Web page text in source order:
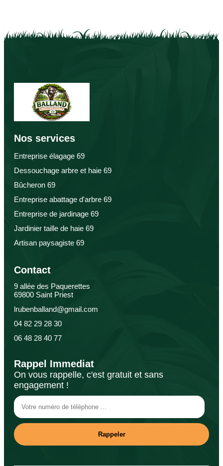
Nos services
Entreprise élagage 69
Dessouchage arbre et haie 69
Bûcheron 69
Entreprise abattage d'arbre 69
Entreprise de jardinage 69
Jardinier taille de haie 69
Artisan paysagiste 69
Contact
9 allée des Paquerettes
69800 Saint Priest
lrubenballand@gmail.com
04 82 29 28 30
06 48 28 40 77
Rappel Immediat
On vous rappelle, c'est gratuit et sans
engagement !